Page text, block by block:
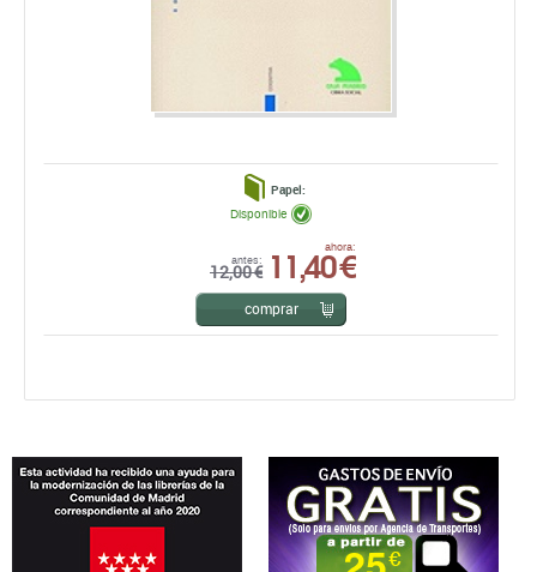
Papel:
antes:
12,00 €
ahora:
11,40 €
Disponible
comprar